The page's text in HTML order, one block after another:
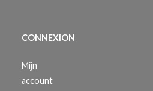
CONNEXION
Mijn
account